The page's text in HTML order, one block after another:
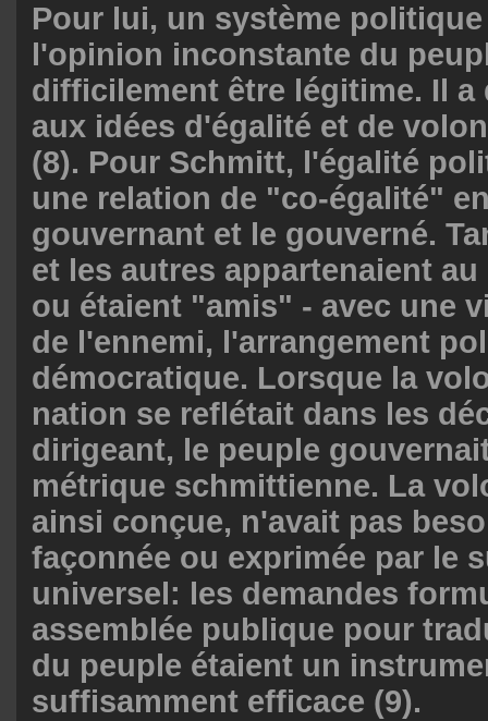
Pour lui, un système
l'opinion inconstante du
difficilement être légitime. Il a
aux idées d'égalité et de
(8). Pour Schmitt, l'égalité
une relation de "co-égalité"
gouvernant et le gouverné.
et les autres appartenaient
ou étaient "amis" - avec une
de l'ennemi, l'arrangement
démocratique. Lorsque la
nation se reflétait dans les
dirigeant, le peuple
métrique schmittienne. La
ainsi conçue, n'avait pas
façonnée ou exprimée par le
universel: les demandes
assemblée publique pour
du peuple étaient un
suffisamment efficace (9).